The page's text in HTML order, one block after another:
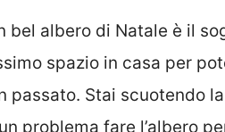
bel albero di Natale è il
spazio in casa per
passato. Stai scuotendo
problema fare l’albero